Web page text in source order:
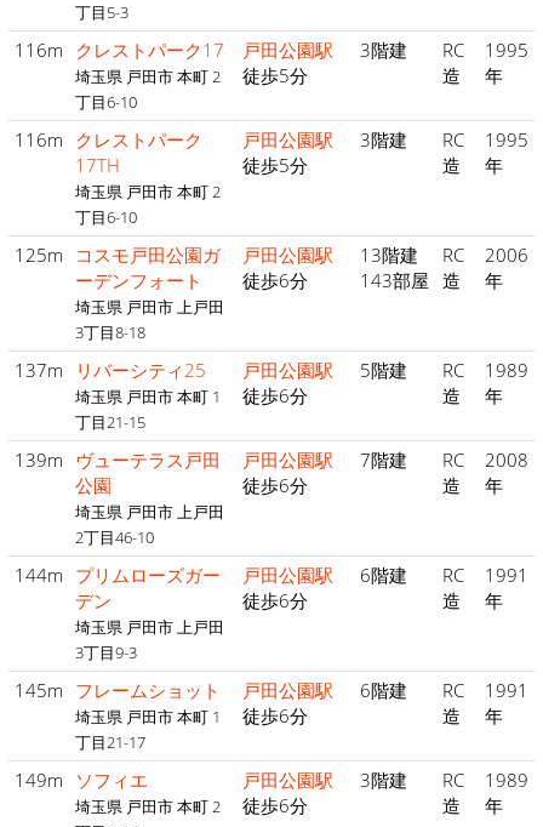
丁目5-3
116m クレストパーク17
埼玉県 戸田市 本町 2
丁目6-10
戸田公園駅
徒歩5分
3階建
RC
造
1995
年
116m クレストパーク
17TH
埼玉県 戸田市 本町 2
丁目6-10
戸田公園駅
徒歩5分
3階建
RC
造
1995
年
125m
コスモ戸田公園ガ
ーデンフォート
埼玉県 戸田市 上戸田
3丁目8-18
戸田公園駅
徒歩6分
13階建
143部屋
RC
造
2006
年
137m リバーシティ25
埼玉県 戸田市 本町 1
丁目21-15
戸田公園駅
徒歩6分
5階建
RC
造
1989
年
139m ヴューテラス戸田
公園
埼玉県 戸田市 上戸田
2丁目46-10
戸田公園駅
徒歩6分
7階建
RC
造
2008
年
144m プリムローズガー
デン
埼玉県 戸田市 上戸田
3丁目9-3
戸田公園駅
徒歩6分
6階建
RC
造
1991
年
145m フレームショット
埼玉県 戸田市 本町 1
丁目21-17
戸田公園駅
徒歩6分
6階建
RC
造
1991
年
149m ソフィエ
埼玉県 戸田市 本町 2
戸田公園駅
徒歩6分
3階建
RC
造
1989
年